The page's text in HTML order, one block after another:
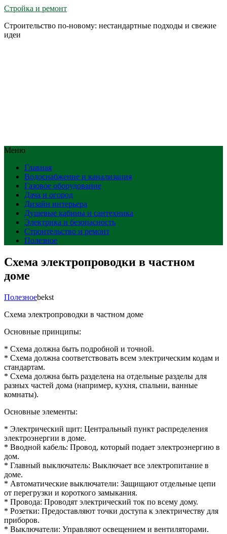
Стройка и ремонт
Строительство по-новому: нестандартные подходы и свежие
идеи
Меню
Главная
Водоснабжение и канализация
Газовое оборудование
Дача и огород
Дизайн интерьера
Душевые кабины и сантехника
Электрика и безопасность
Строительство и ремонт
Полезное
Схема электропроводки в частном
доме
Полезноеbekst
Схема электропроводки в частном доме
Основные принципы:
* Схема должна быть подробной и точной.
* Схема должна соответствовать всем электрическим кодам и
стандартам.
* Схема должна быть разделена на отдельные разделы для
разных частей дома (например, кухня, спальни, ванные
комнаты).
Основные элементы:
* Электрический щит: Центральный пункт распределения
электроэнергии в доме.
* Вводной кабель: Провод, который подает электроэнергию в
дом.
* Главный выключатель: Выключает все электропитание в
доме.
* Автоматические выключатели: Защищают отдельные цепи
от перегрузки и короткого замыкания.
* Провода: Проводят электрический ток по всему дому.
* Розетки: Предоставляют точки доступа к электричеству для
приборов.
* Выключатели: Управляют освещением и вентиляторами.